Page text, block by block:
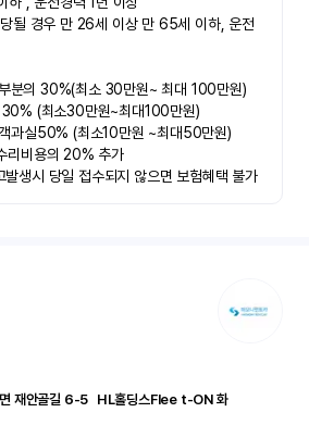
될 경우 만 26세 이상 만 65세 이하, 운전
부분의 30%(최소 30만원~ 최대 100만원)
30% (최소30만원~최대100만원)
과실50% (최소10만원 ~최대50만원)
리비용의 20% 추가
발생시 당일 접수되지 않으면 보험혜택 불가
5	 HL홀딩스Flee t-ON 화